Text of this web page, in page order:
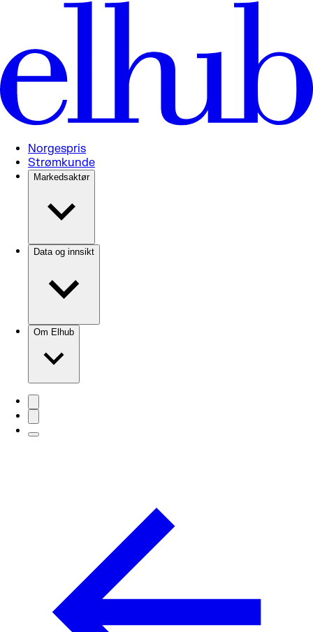
Norgespris
Strømkunde
Markedsaktør
Data og innsikt
Om Elhub